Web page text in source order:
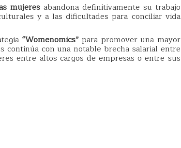
mujeresabandona definitivamente su trabajo
y a las dificultades para conciliar vida
“Womenomics” para promover una mayor
continúa con una notable brecha salarial entre
entre altos cargos de empresas o entre sus